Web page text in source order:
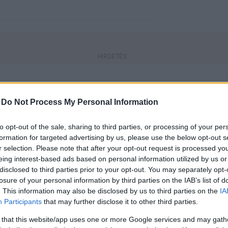
Do Not Process My Personal Information
opt-out of the sale, sharing to third parties, or processing of your
for targeted advertising by us, please use the below opt-out
selection. Please note that after your opt-out request is processed
interest-based ads based on personal information utilized by us
to third parties prior to your opt-out. You may separately
of your personal information by third parties on the IAB’s list of
This information may also be disclosed by us to third parties on the
Participants that may further disclose it to other third parties.
that this website/app uses one or more Google services and may
Pinterest
talán legtitokzatosabb
együtt nyilvánosan,
egy párt alkotnak. Katie és